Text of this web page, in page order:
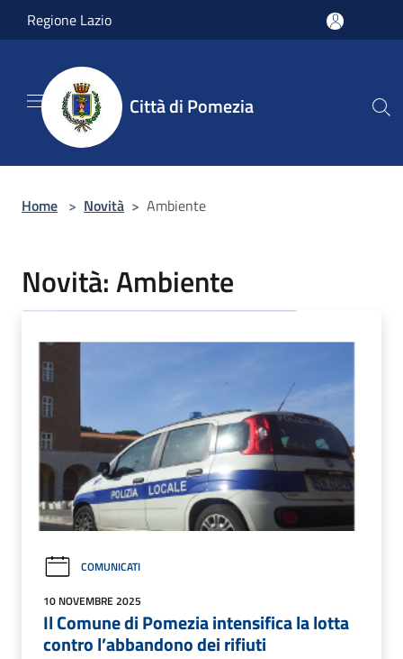
Salta al contenuto principale
Regione Lazio
Città di Pomezia
Home > Novità > Ambiente
Novità: Ambiente
COMUNICATI
10 NOVEMBRE 2025
Il Comune di Pomezia intensifica la lotta
contro l’abbandono dei rifiuti